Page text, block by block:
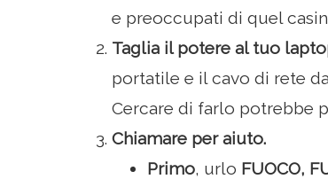
e preoccupati di quel
Taglia il potere al tuo
portatile e il cavo di rete
Cercare di farlo potrebbe
Chiamare per aiuto.
Primo, urlo FUOCO,